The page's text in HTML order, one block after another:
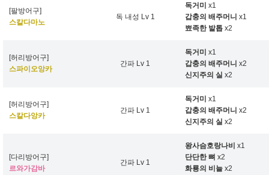
[팔방어구]
스칼다마노
독 내성 Lv 1
독거미 x1
갑충의 배주머니 x1
뾰족한 발톱 x2
[허리방어구]
스파이오앙카
간파 Lv 1
독거미 x1
갑충의 배주머니 x2
신지주의 실 x2
[허리방어구]
스칼다앙카
간파 Lv 1
독거미 x1
갑충의 배주머니 x2
신지주의 실 x2
[다리방어구]
르와가감바
간파 Lv 1
왕사슴호랑나비 x1
단단한 뼈 x2
화룡의 비늘 x2